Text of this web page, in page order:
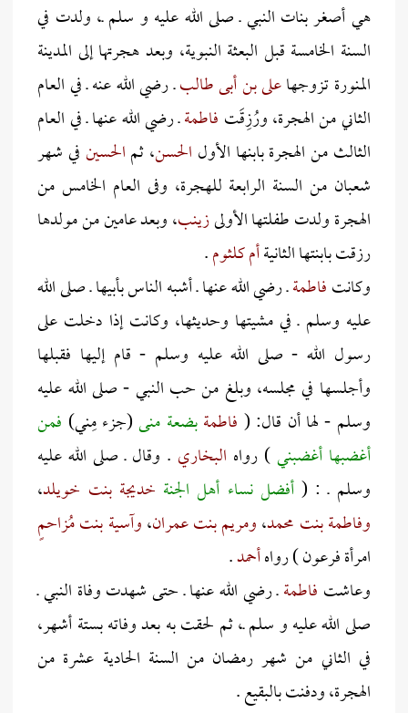
هي أصغر بنات النبي ـ صلى الله عليه و سلم ـ، ولدت في
السنة الخامسة قبل البعثة النبوية، وبعد هجرتها إلى المدينة
المنورة تزوجهاعلى بن أبى طالبـ رضي الله عنه ـ في العام
الثاني من الهجرة، ورُزِقَت فاطمةـ رضي الله عنها ـ في العام
الثالث من الهجرة بابنها الأول الحسن، ثمالحسينفي شهر
شعبان من السنة الرابعة للهجرة، وفى العام الخامس من
الهجرة ولدت طفلتها الأولىزينب، وبعد عامين من مولدها
رزقت بابنتها الثانيةأم كلثوم.
وكانتفاطمةـ رضي الله عنها ـ أشبه الناس بأبيها ـ صلى الله
عليه وسلم ـ في مشيتها وحديثها، وكانت إذا دخلت على
رسول الله - صلى الله عليه وسلم - قام إليها فقبلها
وأجلسها في مجلسه، وبلغ من حب النبي - صلى الله عليه
وسلم - لها أن قال: ( فاطمةبضعة منى(جزء مِني) فمن
أغضبها أغضبني) رواه البخاري . وقال ـ صلى الله عليه
وسلم ـ : (أفضل نساء أهل الجنة خديجة بنت خويلد،
وفاطمة بنت محمد،ومريم بنت عمران،وآسية بنت مُزاحمٍ
امرأة فرعون ) رواهأحمد.
وعاشت فاطمةـ رضي الله عنها ـ حتى شهدت وفاة النبي ـ
صلى الله عليه و سلم ـ، ثم لحقت به بعد وفاته بستة أشهر،
في الثاني من شهر رمضان من السنة الحادية عشرة من
الهجرة، ودفنت بالبقيع .